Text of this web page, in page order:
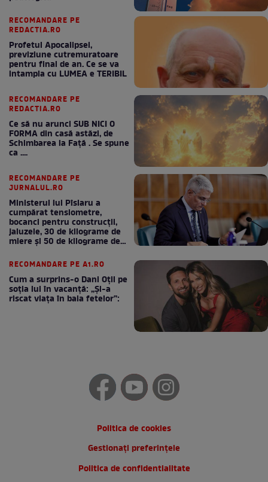
RECOMANDARE PE
REDACTIA.RO
Profetul Apocalipsei,
previziune cutremuratoare
pentru final de an. Ce se va
intampla cu LUMEA e TERIBIL
RECOMANDARE PE
REDACTIA.RO
Ce să nu arunci SUB NICI O
FORMA din casă astăzi, de
Schimbarea la Față . Se spune
ca ....
RECOMANDARE PE
JURNALUL.RO
Ministerul lui Pîslaru a
cumpărat tensiometre,
bocanci pentru construcții,
jaluzele, 30 de kilograme de
miere și 50 de kilograme de
RECOMANDARE PE A1.RO
Cum a surprins-o Dani Oțil pe
soția lui în vacanță: „Și-a
riscat viața în baia fetelor”:
Politica de cookies
Gestionați preferințele
Politica de confidentialitate